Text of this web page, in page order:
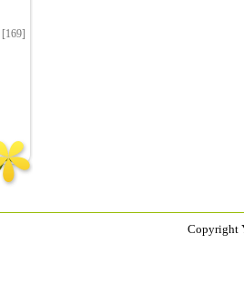
[169]
Copyright